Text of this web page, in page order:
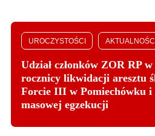
UROCZYSTOŚCI
Udział członków ZOR RP
rocznicy likwidacji aresztu
Forcie III w Pomiechówku i
masowej egzekucji